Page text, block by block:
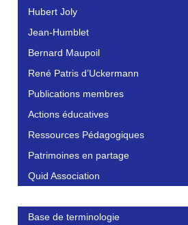
Hubert Joly
Jean-Humblet
Bernard Maupoil
René Patris d’Uckermann
Publications membres
Actions éducatives
Ressources Pédagogiques
Patrimoines en partage
Quid Association
Base de terminologie